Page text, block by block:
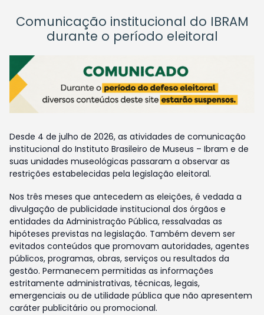
Comunicação institucional do IBRAM
durante o período eleitoral
Desde 4 de julho de 2026, as atividades de comunicação
institucional do Instituto Brasileiro de Museus – Ibram e de
suas unidades museológicas passaram a observar as
restrições estabelecidas pela legislação eleitoral.
Nos três meses que antecedem as eleições, é vedada a
divulgação de publicidade institucional dos órgãos e
entidades da Administração Pública, ressalvadas as
hipóteses previstas na legislação. Também devem ser
evitados conteúdos que promovam autoridades, agentes
públicos, programas, obras, serviços ou resultados da
gestão. Permanecem permitidas as informações
estritamente administrativas, técnicas, legais,
emergenciais ou de utilidade pública que não apresentem
caráter publicitário ou promocional.